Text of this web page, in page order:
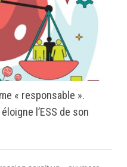
« responsable ».
l’ESS de son